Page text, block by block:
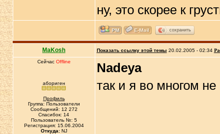
ну, это скорее к
сохранить
MaKosh Показать ссылку этой темы 20.02.2005 - 02:34
Сейчас Offline
абориген
Профиль
Группа: Пользователи
Сообщений: 12 272
Спасибок: 14
Пользователь №: 5
Регистрация: 15.06.2004
Откуда:NJ
Nadeya
так и я во многом